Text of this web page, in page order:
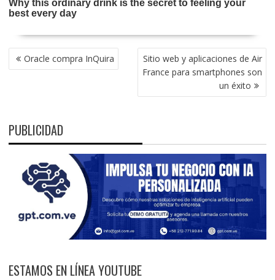
NAVEGACIÓN
DE Oracle compra InQuira
Sitio web y aplicaciones de Air
France para smartphones son
un éxito
PUBLICIDAD
ESTAMOS EN LÍNEA YOUTUBE